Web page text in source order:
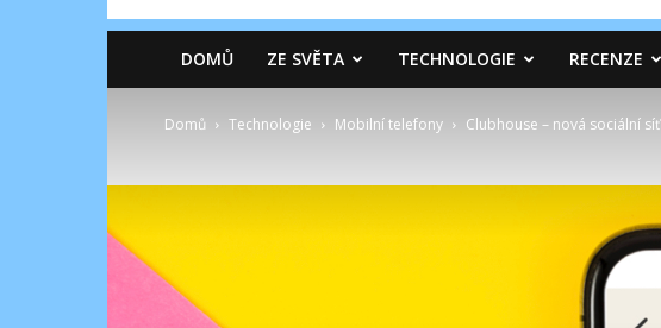
DOMŮ ZE SVĚTA TECHNOLOGIE RECENZE
Domů Technologie Mobilní telefony Clubhouse – nová sociální síť